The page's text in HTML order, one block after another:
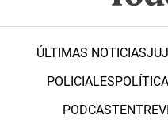
ÚLTIMAS NOTICIAS
POLICIALESPOLÍTICA
PODCAST